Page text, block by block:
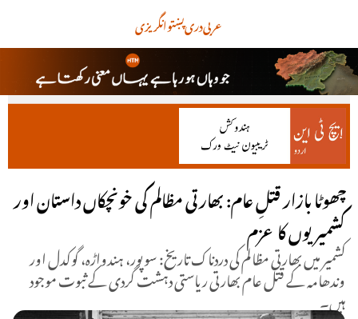
انگریزیپښتودریعربی
چھوٹا بازار قتلِ عام: بھارتی مظالم کی خونچکاں داستان اور
کشمیریوں کا عزم
کشمیر میں بھارتی مظالم کی دردناک تاریخ: سوپور، ہندواڑہ، گوکدل اور
وندھامہ کے قتل عام بھارتی ریاستی دہشت گردی کے ثبوت موجود
ہیں۔